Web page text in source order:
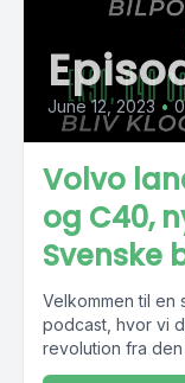
June 12, 2023 •
Volvo
og C40,
Svenske
Velkommen til
podcast, hvor vi
revolution fra